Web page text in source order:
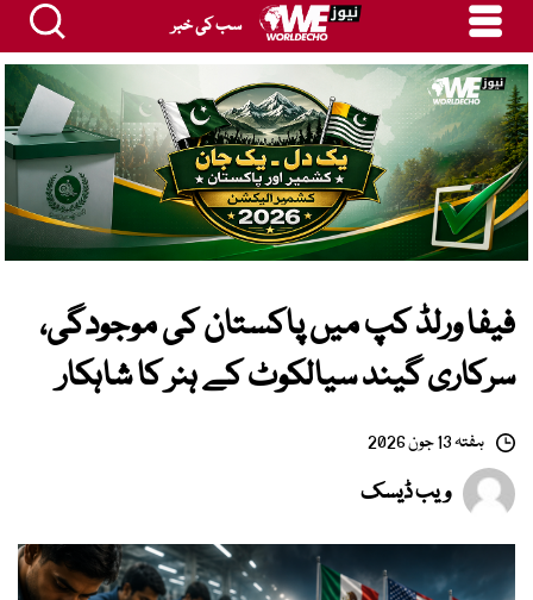
سب کی خبر
فیفا ورلڈ کپ میں پاکستان کی موجودگی،
سرکاری گیند سیالکوٹ کے ہنر کا شاہکار
ہفتہ 13 جون 2026
ویب ڈیسک